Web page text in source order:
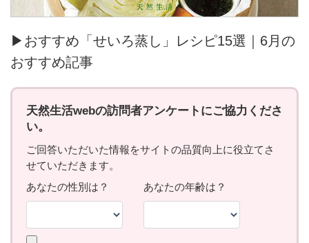
▶おすすめ「せいろ蒸し」レシピ15選｜6月の
おすすめ記事